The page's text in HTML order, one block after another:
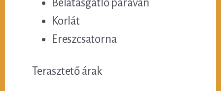
Belátásgátló paraván
Korlát
Ereszcsatorna
Terasztető árak